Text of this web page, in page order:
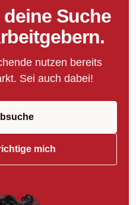
Suche
nutzen bereits
Sei auch dabei!
mich